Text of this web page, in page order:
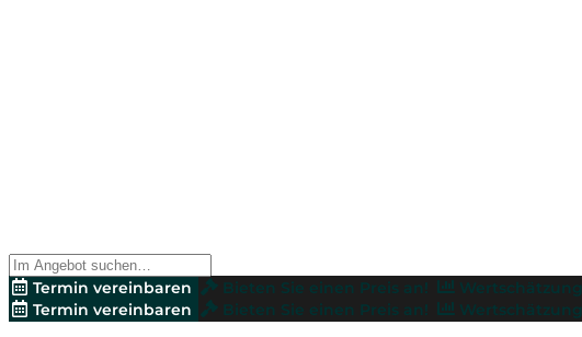
Termin vereinbaren Bieten Sie einen Preis an!
Wertschätzung
Termin vereinbaren
Bieten Sie einen Preis an! Wertschätzung